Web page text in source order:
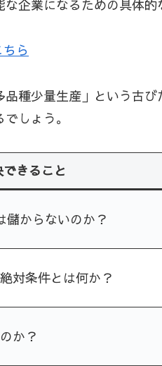
企業になるための具体
ら
種少量生産」という古
しょう。
きること
儲からないのか？
対条件とは何か？
か？